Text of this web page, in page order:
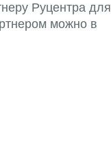
Руцентра для
можно в